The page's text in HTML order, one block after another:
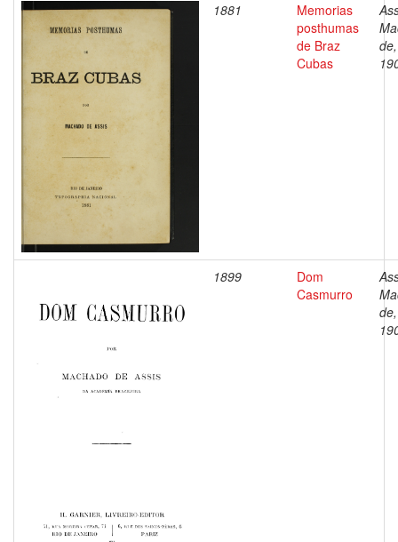
1881
Memorias
posthumas
de Braz
Cubas
1899
Dom
Casmurro